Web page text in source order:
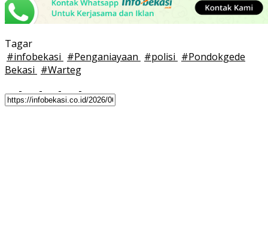
Tagar
#infobekasi #Penganiayaan #polisi #Pondokgede
Bekasi #Warteg